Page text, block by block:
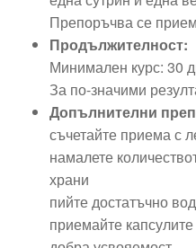
Препоръчва се
Продължителност:
Минимален курс: 30
За по-значими
Допълнителни
съчетайте приема с
намалете
храни
пийте достатъчно
приемайте